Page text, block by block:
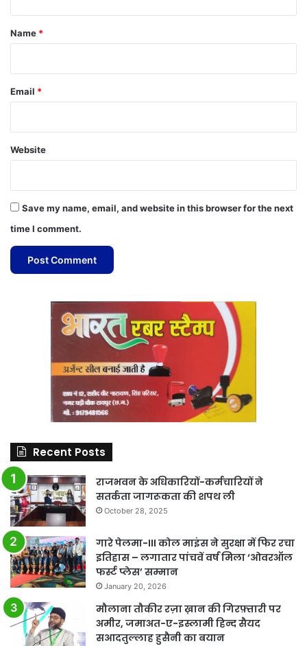
*
Name *
Email *
Website
Save my name, email, and website in this browser for the next
time I comment.
Recent Posts
राजभवन के अधिकारियों-कर्मचारियों ने
सतर्कता जागरूकता की शपथ ली
October 28, 2025
गारे पेलमा-III कोल माइंस ने सुरक्षा में फिर रचा
इतिहास – लगातार पांचवें वर्ष मिला ‘ओवरऑल
फर्स्ट प्लेस’ सम्मान
January 20, 2026
मौलाना तौकीर रज़ा ख़ान की गिरफ़्तारी पर
अमीर, जमाअत-ए-इस्लामी हिन्द सैयद
सआदतुल्लाह हुसैनी का बयान